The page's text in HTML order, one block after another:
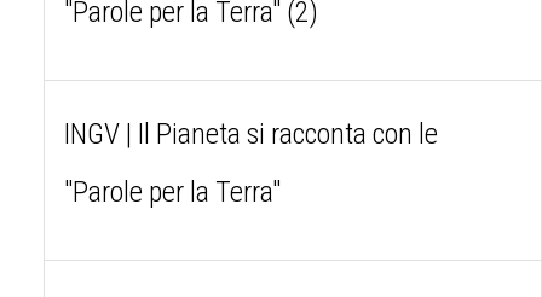
"Parole per la Terra" (2)
INGV | Il Pianeta si racconta con le
"Parole per la Terra"